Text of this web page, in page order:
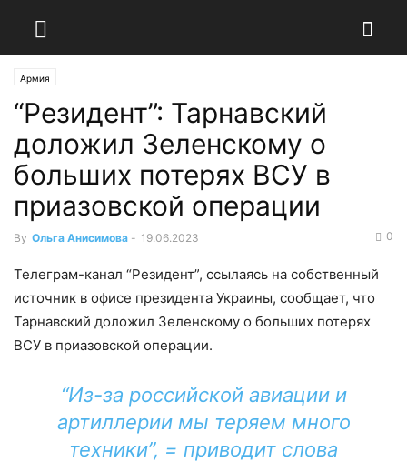
Армия
“Резидент”: Тарнавский
доложил Зеленскому о
больших потерях ВСУ в
приазовской операции
By Ольга Анисимова - 19.06.2023 0
Телеграм-канал “Резидент”, ссылаясь на собственный
источник в офисе президента Украины, сообщает, что
Тарнавский доложил Зеленскому о больших потерях
ВСУ в приазовской операции.
“Из-за российской авиации и
артиллерии мы теряем много
техники”, = приводит слова